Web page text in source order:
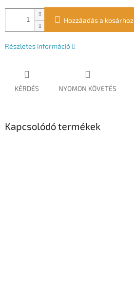
Hozzáadás a kosárhoz
Részletes információ
KÉRDÉS NYOMON KÖVETÉS
Kapcsolódó termékek